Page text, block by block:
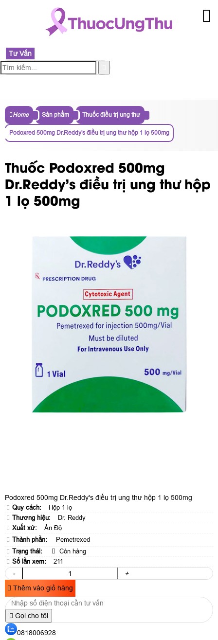
Tư Vấn
Home Sản phẩm Thuốc điều trị ung thư
Podoxred 500mg Dr.Reddy's điều trị ung thư hộp 1 lọ 500mg
Thuốc Podoxred 500mg
Dr.Reddy's điều trị ung thư hộp
1 lọ 500mg
Podoxred 500mg Dr.Reddy's điều trị ung thư hộp 1 lọ 500mg
Quy cách:
Hộp 1 lọ
Thương hiệu:
Dr. Reddy
Xuất xứ:
Ấn Độ
Thành phần:
Pemetrexed
Trạng thái:
Còn hàng
Số lần xem:
211
-
+
Thêm vào giỏ hàng
Gọi cho tôi
0818006928